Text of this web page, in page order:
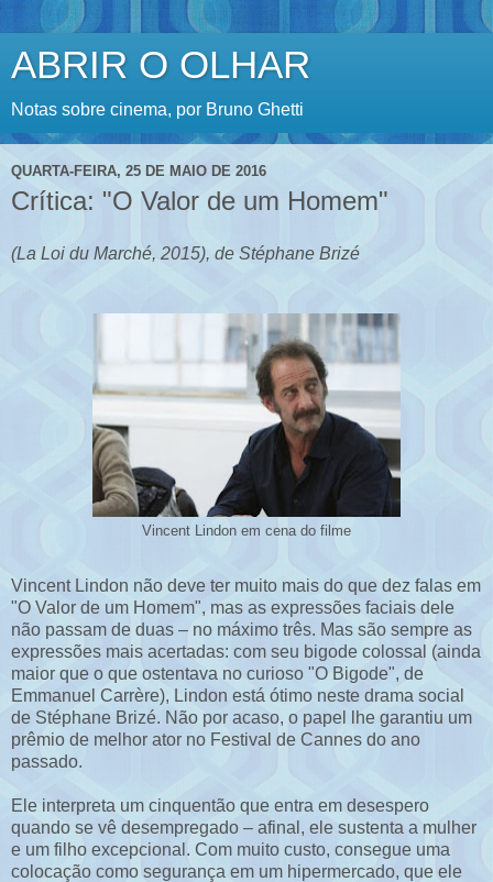
ABRIR O OLHAR
Notas sobre cinema, por Bruno Ghetti
QUARTA-FEIRA, 25 DE MAIO DE 2016
Crítica: "O Valor de um Homem"
(La Loi du Marché, 2015), de Stéphane Brizé
Vincent Lindon em cena do filme
Vincent Lindon não deve ter muito mais do que dez falas em
"O Valor de um Homem", mas as expressões faciais dele
não passam de duas – no máximo três. Mas são sempre as
expressões mais acertadas: com seu bigode colossal (ainda
maior que o que ostentava no curioso "O Bigode", de
Emmanuel Carrère), Lindon está ótimo neste drama social
de Stéphane Brizé. Não por acaso, o papel lhe garantiu um
prêmio de melhor ator no Festival de Cannes do ano
passado.
Ele interpreta um cinquentão que entra em desespero
quando se vê desempregado – afinal, ele sustenta a mulher
e um filho excepcional. Com muito custo, consegue uma
colocação como segurança em um hipermercado, que ele